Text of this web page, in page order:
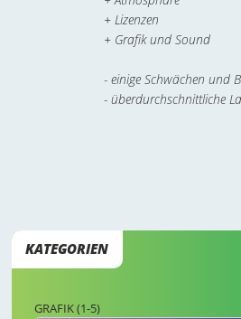
+ Lizenzen
+ Grafik und Sound
- einige Schwächen und
- überdurchschnittliche
KATEGORIEN
GRAFIK (1-5)